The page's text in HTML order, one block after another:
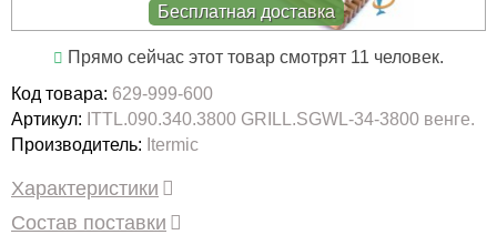
Бесплатная доставка
Прямо сейчас этот товар смотрят 11 человек.
Код товара: 629-999-600
Артикул: ITTL.090.340.3800 GRILL.SGWL-34-3800 венге.
Производитель: Itermic
Характеристики
Состав поставки